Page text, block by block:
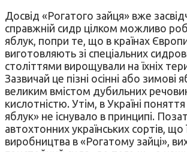
Досвід «Рогатого зайця» вже
справжній сидр цілком можливо
яблук, попри те, що в країнах
виготовляють зі спеціальних
століттями вирощували на їхніх
Зазвичай це пізні осінні або зимові
великим вмістом дубильних
кислотністю. Утім, в Україні
яблук» не існувало в принципі.
автохтонних українських сортів, що
виробництва в «Рогатому зайці»,